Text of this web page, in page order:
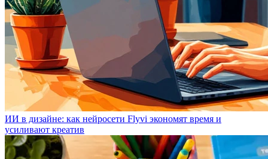
ИИ в дизайне: как нейросети Flyvi экономят время и
усиливают креатив